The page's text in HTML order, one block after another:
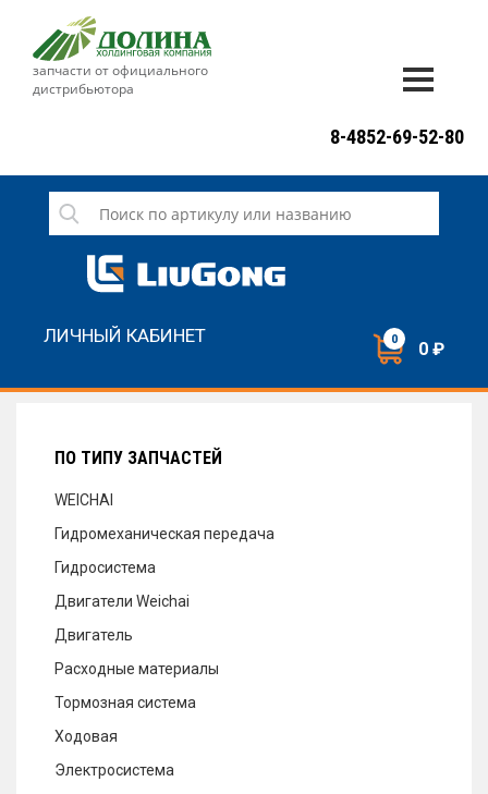
запчасти от официального
дистрибьютора
СЕРВИС
НОВОСТИ
8-4852-69-52-80
ЛИЧНЫЙ КАБИНЕТ 0 0 ₽
ПО ТИПУ ЗАПЧАСТЕЙ
WEICHAI
Гидромеханическая передача
Гидросистема
Двигатели Weichai
Двигатель
Расходные материалы
Тормозная система
Ходовая
Электросистема